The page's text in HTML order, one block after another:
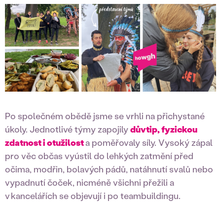
Po společném obědě jsme se vrhli na přichystané
úkoly. Jednotlivé týmy zapojilydůvtip, fyzickou
zdatnost i otužilosta poměřovaly síly. Vysoký zápal
pro věc občas vyústil do lehkých zatmění před
očima, modřin, bolavých pádů, natáhnutí svalů nebo
vypadnutí čoček, nicméně všichni přežili a
v kancelářích se objevují i po teambuildingu.